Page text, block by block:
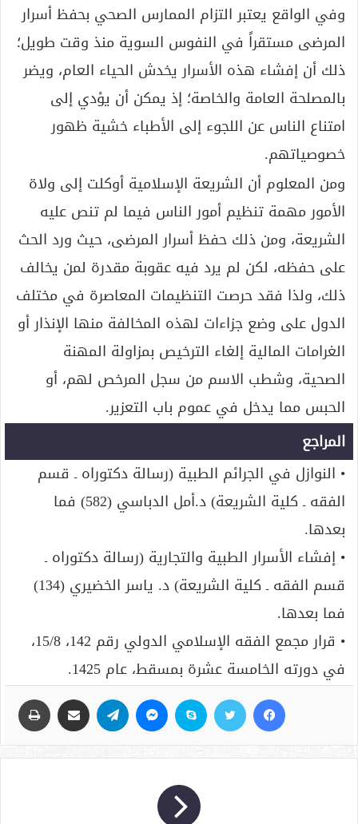
وفي الواقع يعتبر التزام الممارس الصحي بحفظ أسرار
المرضى مستقراً في النفوس السوية منذ وقت طويل؛
ذلك أن إفشاء هذه الأسرار يخدش الحياء العام، ويضر
بالمصلحة العامة والخاصة؛ إذ يمكن أن يؤدي إلى
امتناع الناس عن اللجوء إلى الأطباء خشية ظهور
خصوصياتهم.
ومن المعلوم أن الشريعة الإسلامية أوكلت إلى ولاة
الأمور مهمة تنظيم أمور الناس فيما لم تنص عليه
الشريعة، ومن ذلك حفظ أسرار المرضى، حيث ورد الحث
على حفظه، لكن لم يرد فيه عقوبة مقدرة لمن يخالف
ذلك، ولذا فقد حرصت التنظيمات المعاصرة في مختلف
الدول على وضع جزاءات لهذه المخالفة منها الإنذار أو
الغرامات المالية إلغاء الترخيص بمزاولة المهنة
الصحية، وشطب الاسم من سجل المرخص لهم، أو
الحبس مما يدخل في عموم باب التعزير.
المراجع
• النوازل في الجرائم الطبية (رسالة دكتوراه ـ قسم
الفقه ـ كلية الشريعة) د.أمل الدباسي (582) فما
بعدها.
• إفشاء الأسرار الطبية والتجارية (رسالة دكتوراه ـ
قسم الفقه ـ كلية الشريعة) د. ياسر الخضيري (134)
فما بعدها.
• قرار مجمع الفقه الإسلامي الدولي رقم 142، 15/8،
في دورته الخامسة عشرة بمسقط، عام 1425.